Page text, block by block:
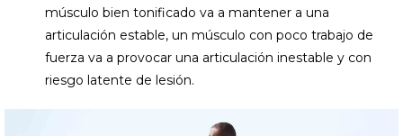
músculo bien tonificado va a mantener a una
articulación estable, un músculo con poco trabajo de
fuerza va a provocar una articulación inestable y con
riesgo latente de lesión.